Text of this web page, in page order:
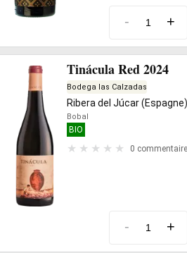
- +
Tinácula Red 2024
Bodega las Calzadas
Ribera del Júcar (Espagne)
Bobal
BIO
0 commentaire
- +